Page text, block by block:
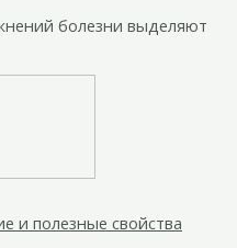
болезни выделяют
и полезные свойства